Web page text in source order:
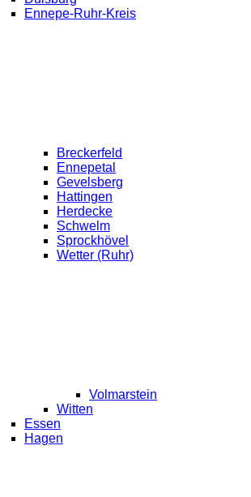
Ennepe-Ruhr-Kreis
Breckerfeld
Ennepetal
Gevelsberg
Hattingen
Herdecke
Schwelm
Sprockhövel
Wetter (Ruhr)
Volmarstein
Witten
Essen
Hagen